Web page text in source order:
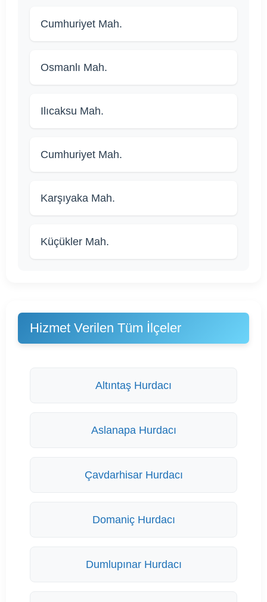
Cumhuriyet Mah.
Osmanlı Mah.
Ilıcaksu Mah.
Cumhuriyet Mah.
Karşıyaka Mah.
Küçükler Mah.
Hizmet Verilen Tüm İlçeler
Altıntaş Hurdacı
Aslanapa Hurdacı
Çavdarhisar Hurdacı
Domaniç Hurdacı
Dumlupınar Hurdacı